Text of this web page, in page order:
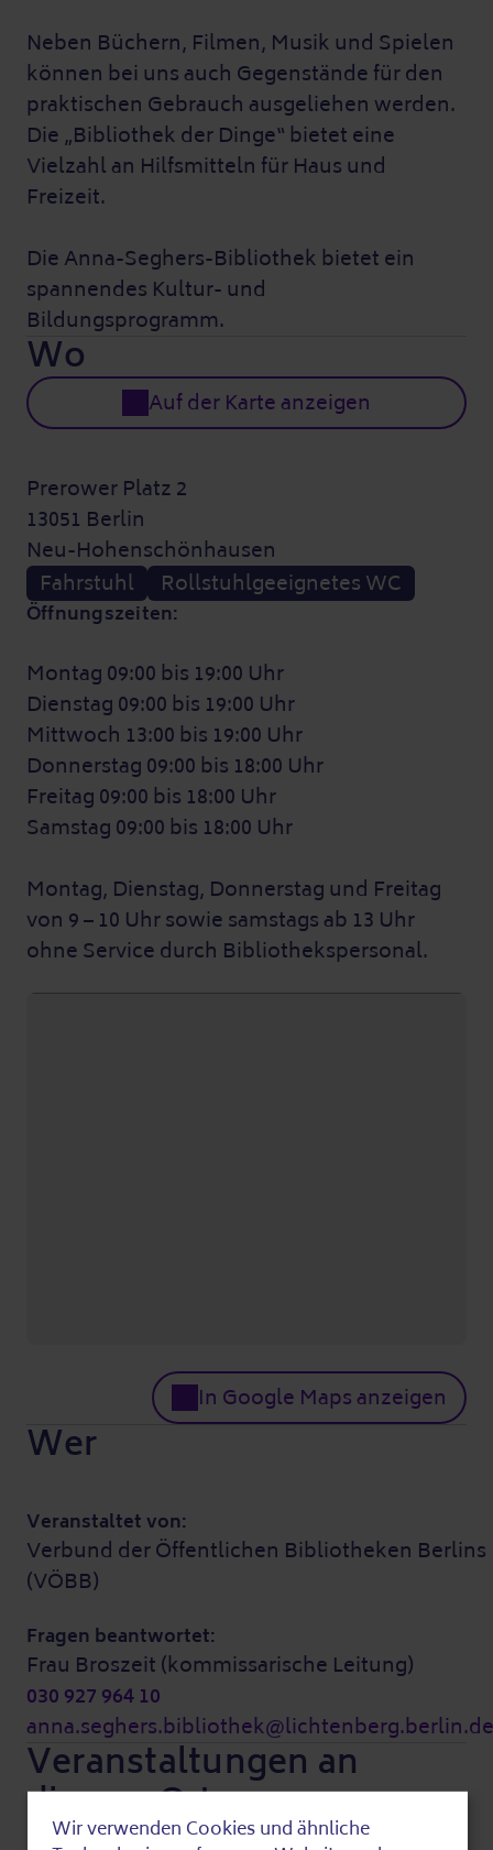
Neben Büchern, Filmen, Musik und Spielen
können bei uns auch Gegenstände für den
praktischen Gebrauch ausgeliehen werden.
Die „Bibliothek der Dinge“ bietet eine
Vielzahl an Hilfsmitteln für Haus und
Freizeit.
Die Anna-Seghers-Bibliothek bietet ein
spannendes Kultur- und
Bildungsprogramm.
Wo
Auf der Karte anzeigen
Prerower Platz 2
13051 Berlin
Neu-Hohenschönhausen
Fahrstuhl
Rollstuhlgeeignetes WC
Öffnungszeiten:
Montag 09:00 bis 19:00 Uhr
Dienstag 09:00 bis 19:00 Uhr
Mittwoch 13:00 bis 19:00 Uhr
Donnerstag 09:00 bis 18:00 Uhr
Freitag 09:00 bis 18:00 Uhr
Samstag 09:00 bis 18:00 Uhr
Montag, Dienstag, Donnerstag und Freitag
von 9 – 10 Uhr sowie samstags ab 13 Uhr
ohne Service durch Bibliothekspersonal.
In Google Maps anzeigen
Wer
Veranstaltet von:
Verbund der Öffentlichen Bibliotheken Berlins
(VÖBB)
Fragen beantwortet:
Frau Broszeit (kommissarische Leitung)
030 927 964 10
anna.seghers.bibliothek@lichtenberg.berlin.de
Veranstaltungen an
diesem Ort
Wir verwenden Cookies und ähnliche